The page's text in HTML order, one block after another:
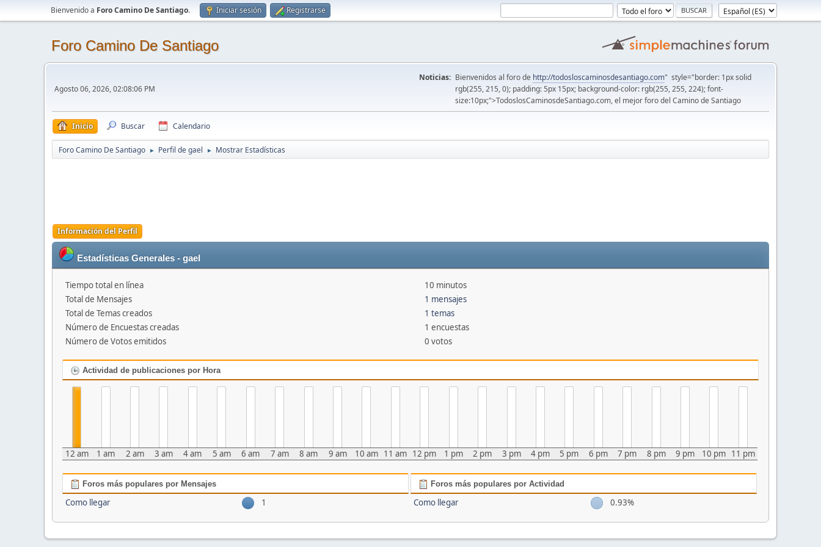
Bienvenido a Foro Camino De Santiago. Iniciar sesión Registrarse
Foro Camino De Santiago
Agosto 06, 2026, 02:08:06 PM
Noticias: Bienvenidos al foro de http://todosloscaminosdesantiago.com" style="border: 1px solid
rgb(255, 215, 0); padding: 5px 15px; background-color: rgb(255, 255, 224); font-
size:10px;">TodoslosCaminosdeSantiago.com, el mejor foro del Camino de Santiago
Inicio Buscar Calendario
Foro Camino De Santiago ► Perfil de gael ► Mostrar Estadísticas
Información del Perfil
Estadísticas Generales - gael
Tiempo total en línea
10 minutos
Total de Mensajes
1 mensajes
Total de Temas creados
1 temas
Número de Encuestas creadas
1 encuestas
Número de Votos emitidos
0 votos
Actividad de publicaciones por Hora
12 am 1 am 2 am 3 am 4 am 5 am 6 am 7 am 8 am 9 am 10 am 11 am 12 pm 1 pm 2 pm 3 pm 4 pm 5 pm 6 pm 7 pm 8 pm 9 pm 10 pm 11 pm
Foros más populares por Mensajes
Como llegar 1
Foros más populares por Actividad
Como llegar 0.93%